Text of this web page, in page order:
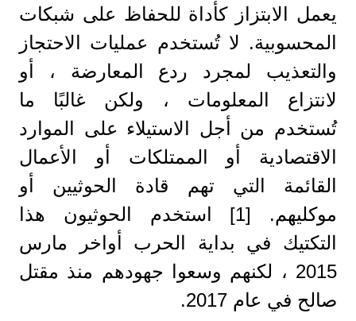
يعمل الابتزاز كأداة للحفاظ على شبكات
المحسوبية. لا تُستخدم عمليات الاحتجاز
والتعذيب لمجرد ردع المعارضة ، أو
لانتزاع المعلومات ، ولكن غالبًا ما
تُستخدم من أجل الاستيلاء على الموارد
الاقتصادية أو الممتلكات أو الأعمال
القائمة التي تهم قادة الحوثيين أو
موكليهم. [1] استخدم الحوثيون هذا
التكتيك في بداية الحرب أواخر مارس
2015 ، لكنهم وسعوا جهودهم منذ مقتل
صالح في عام 2017.